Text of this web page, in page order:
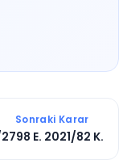
Sonraki Karar
E. 2021/82 K.